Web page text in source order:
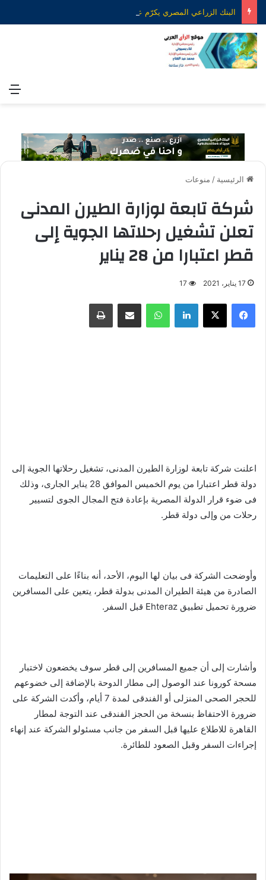
الرئيسية / منوعات
شركة تابعة لوزارة الطيرن المدنى
تعلن تشغيل رحلاتها الجوية إلى
قطر اعتبارا من 28 يناير
17 يناير، 2021 17
فيسبوك X لينكدإن واتساب مشاركة عبر البريد طباعة
اعلنت شركة تابعة لوزارة الطيرن المدنى، تشغيل رحلاتها الجوية إلى
دولة قطر اعتبارا من يوم الخميس الموافق 28 يناير الجارى، وذلك
فى ضوء قرار الدولة المصرية بإعادة فتح المجال الجوى لتسيير
رحلات من وإلى دولة قطر.
وأوضحت الشركة فى بيان لها اليوم، الأحد، أنه بناءًا على التعليمات
الصادرة من هيئة الطيران المدنى بدولة قطر، يتعين على المسافرين
ضرورة تحميل تطبيق Ehteraz قبل السفر.
وأشارت إلى أن جميع المسافرين إلى قطر سوف يخضعون لاختبار
مسحة كورونا عند الوصول إلى مطار الدوحة بالإضافة إلى خضوعهم
للحجر الصحى المنزلى أو الفندقى لمدة 7 أيام، وأكدت الشركة على
ضرورة الاحتفاظ بنسخة من الحجز الفندقى عند التوجة لمطار
القاهرة للاطلاع عليها قبل السفر من جانب مسئولو الشركة عند إنهاء
إجراءات السفر وقبل الصعود للطائرة.